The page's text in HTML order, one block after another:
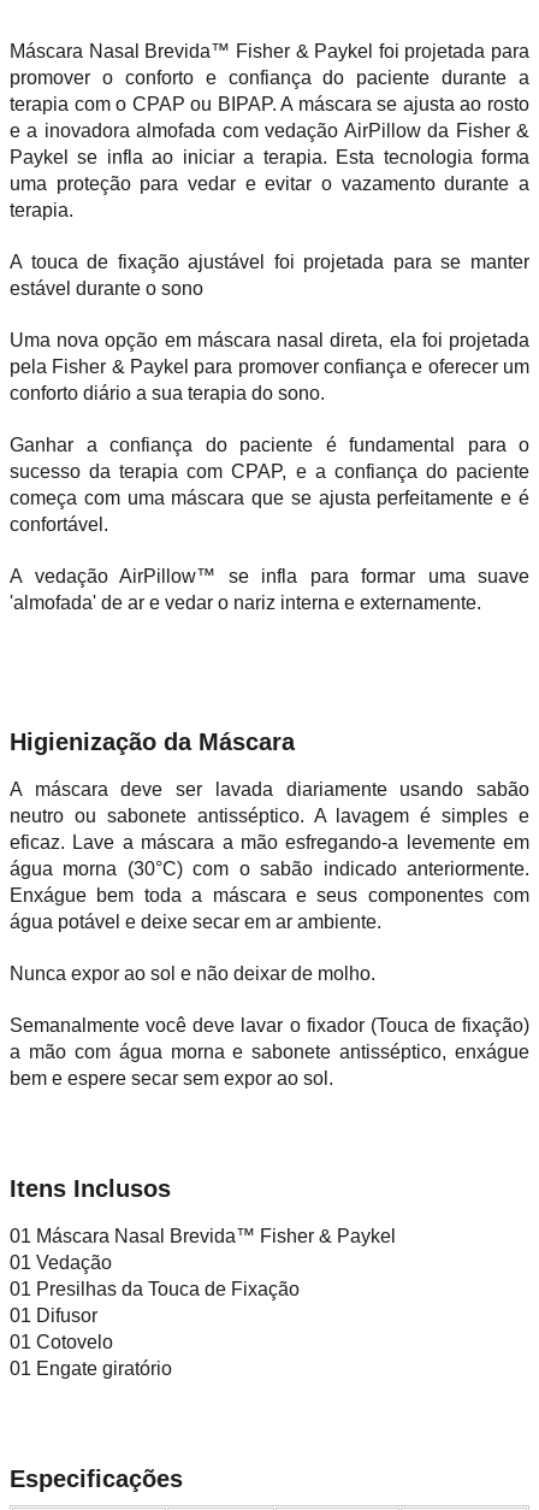
Máscara Nasal Brevida™ Fisher & Paykel foi projetada para
promover o conforto e confiança do paciente durante a
terapia com o CPAP ou BIPAP. A máscara se ajusta ao rosto
e a inovadora almofada com vedação AirPillow da Fisher &
Paykel se infla ao iniciar a terapia. Esta tecnologia forma
uma proteção para vedar e evitar o vazamento durante a
terapia.
A touca de fixação ajustável foi projetada para se manter
estável durante o sono
Uma nova opção em máscara nasal direta, ela foi projetada
pela Fisher & Paykel para promover confiança e oferecer um
conforto diário a sua terapia do sono.
Ganhar a confiança do paciente é fundamental para o
sucesso da terapia com CPAP, e a confiança do paciente
começa com uma máscara que se ajusta perfeitamente e é
confortável.
A vedação AirPillow™ se infla para formar uma suave
'almofada' de ar e vedar o nariz interna e externamente.
Higienização da Máscara
A máscara deve ser lavada diariamente usando sabão
neutro ou sabonete antisséptico. A lavagem é simples e
eficaz. Lave a máscara a mão esfregando-a levemente em
água morna (30°C) com o sabão indicado anteriormente.
Enxágue bem toda a máscara e seus componentes com
água potável e deixe secar em ar ambiente.
Nunca expor ao sol e não deixar de molho.
Semanalmente você deve lavar o fixador (Touca de fixação)
a mão com água morna e sabonete antisséptico, enxágue
bem e espere secar sem expor ao sol.
Itens Inclusos
01 Máscara Nasal Brevida™ Fisher & Paykel
01 Vedação
01 Presilhas da Touca de Fixação
01 Difusor
01 Cotovelo
01 Engate giratório
Especificações